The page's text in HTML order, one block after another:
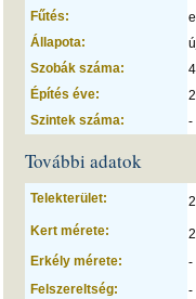
Fűtés:
Állapota:
Szobák száma:
4
Építés éve:
Szintek száma:
-
További adatok
Telekterület:
Kert mérete:
Erkély mérete:
-
Felszereltség:
-